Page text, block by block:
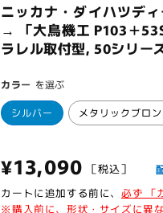
ニッカナ・ダイハツデ
→ 「大鳥機工 P103＋
ラレル取付型, 50シリー
カラー を選ぶ
シルバー メタリックブロ
通
常
¥13,090 ［税込］
カートに追加する前に、 必ず 「
※購入前に、形状・サイズに異